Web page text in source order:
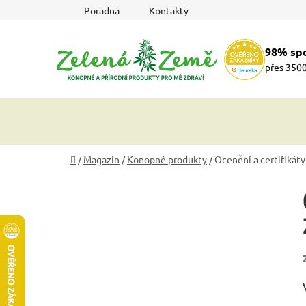
Poradna Kontakty
98%
přes
Domů
/ Magazín / Konopné produkty /Ocenění a certifikáty